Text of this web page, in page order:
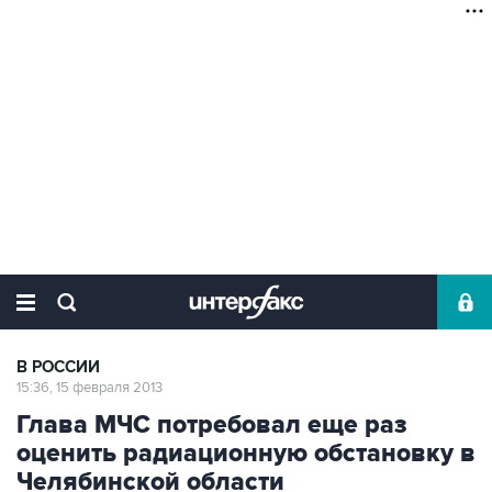
В РОССИИ
15:36, 15 февраля 2013
Глава МЧС потребовал еще раз
оценить радиационную обстановку в
Челябинской области